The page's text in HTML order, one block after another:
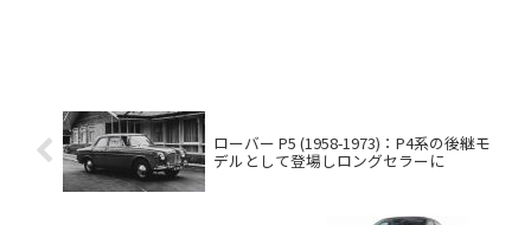
ローバー P5 (1958-1973)：P4系の後継モ
デルとして登場しロングセラーに